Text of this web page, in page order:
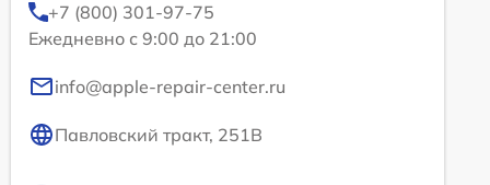
+7 (800) 301-97-75
Ежедневно с 9:00 до 21:00
info@apple-repair-center.ru
Павловский тракт, 251В